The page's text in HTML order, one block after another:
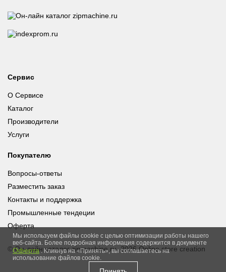
Сервис
О Сервисе
Каталог
Производители
Услуги
Покупателю
Вопросы-ответы
Разместить заказ
Контакты и поддержка
Промышленные тендеции
Оферта
© Он-лайн каталог zipmachine.ru, 2026Online store creation
Мы используем файлы cookie с целью оптимизации работы нашего
веб-сайта. Более подробная информация содержится в документе
Оферта. Кликнув на «Принять», вы соглашаетесь на
использование файлов cookie.